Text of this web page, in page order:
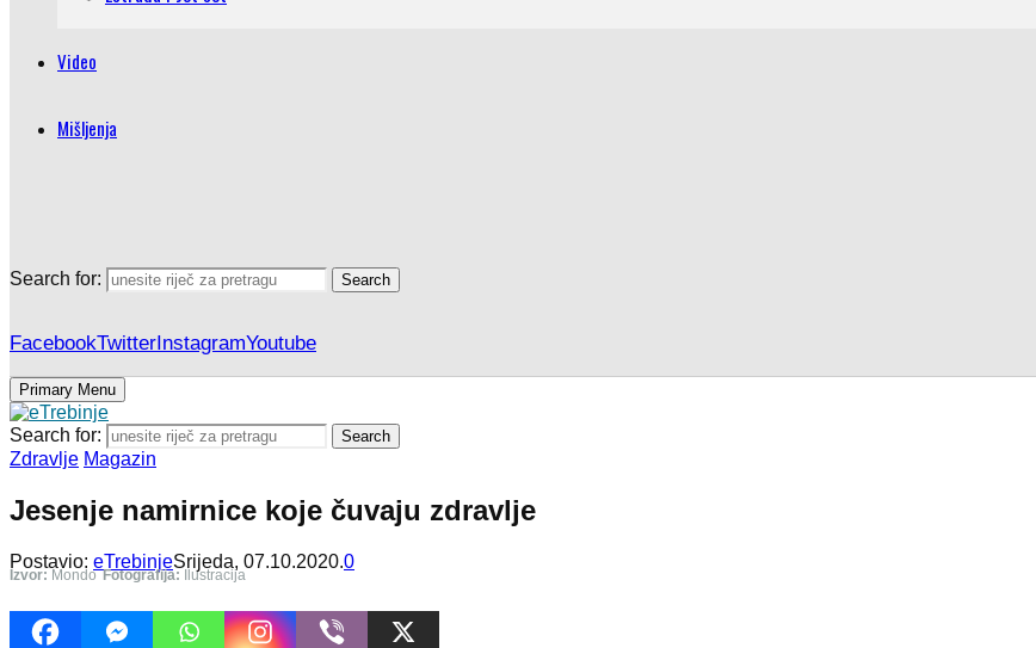
Video
Mišljenja
Search for: Search
FacebookTwitterInstagramYoutube
Primary Menu
Search for: Search
Zdravlje Magazin
Jesenje namirnice koje čuvaju zdravlje
Postavio: eTrebinjeSrijeda, 07.10.2020.0
Izvor: Mondo Fotografija: Ilustracija